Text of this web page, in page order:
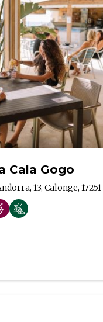
Cala Gogo
13, Calonge, 17251